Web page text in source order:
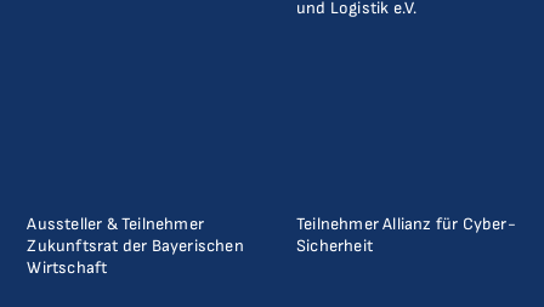
und Logistik e.V.
Aussteller & Teilnehmer
Zukunftsrat der Bayerischen
Wirtschaft
Teilnehmer Allianz für Cyber-
Sicherheit